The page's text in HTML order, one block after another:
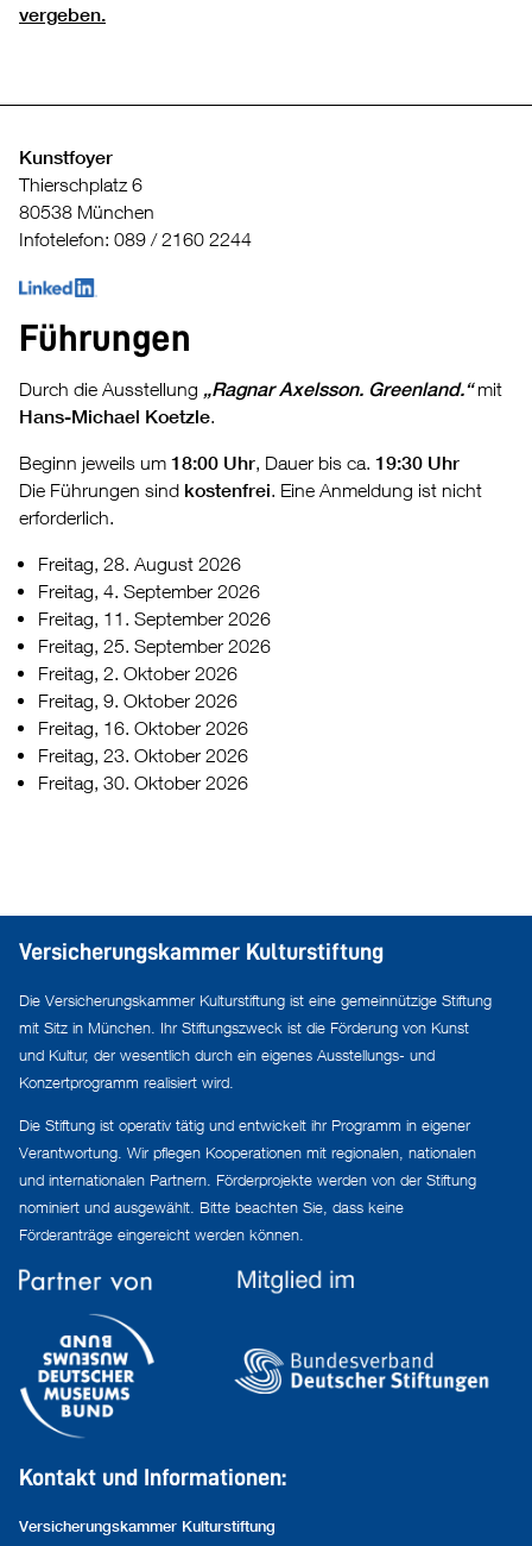
vergeben.
Kunstfoyer
Thierschplatz 6
80538 München
Infotelefon: 089 / 2160 2244
Führungen
Durch die Ausstellung „Ragnar Axelsson. Greenland.“mit
Hans-Michael Koetzle.
Beginn jeweils um 18:00 Uhr, Dauer bis ca. 19:30 Uhr
Die Führungen sind kostenfrei. Eine Anmeldung ist nicht
erforderlich.
Freitag, 28. August 2026
Freitag, 4. September 2026
Freitag, 11. September 2026
Freitag, 25. September 2026
Freitag, 2. Oktober 2026
Freitag, 9. Oktober 2026
Freitag, 16. Oktober 2026
Freitag, 23. Oktober 2026
Freitag, 30. Oktober 2026
Versicherungskammer Kulturstiftung
Die Versicherungskammer Kulturstiftung ist eine gemeinnützige Stiftung
mit Sitz in München. Ihr Stiftungszweck ist die Förderung von Kunst
und Kultur, der wesentlich durch ein eigenes Ausstellungs- und
Konzertprogramm realisiert wird.
Die Stiftung ist operativ tätig und entwickelt ihr Programm in eigener
Verantwortung. Wir pflegen Kooperationen mit regionalen, nationalen
und internationalen Partnern. Förderprojekte werden von der Stiftung
nominiert und ausgewählt. Bitte beachten Sie, dass keine
Förderanträge eingereicht werden können.
Kontakt und Informationen:
Versicherungskammer Kulturstiftung